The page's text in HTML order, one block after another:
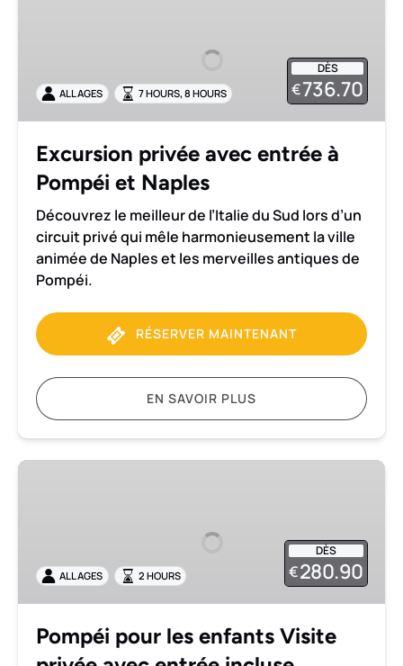
Pompéi
et
DÈS
€736.70
ALL AGES 7 HOURS, 8 HOURS
Excursion privée avec entrée à
Pompéi et Naples
Découvrez le meilleur de l’Italie du Sud lors d’un
circuit privé qui mêle harmonieusement la ville
animée de Naples et les merveilles antiques de
Pompéi.
RÉSERVER MAINTENANT
EN SAVOIR PLUS
Pompéi
privée
avec
incluse
DÈS
€280.90
ALL AGES 2 HOURS
Pompéi pour les enfants Visite